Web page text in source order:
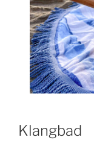
Klangbad